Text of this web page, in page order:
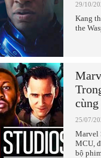
29/10/
Kang
the
25/07/
Marvel
MCU,
bộ